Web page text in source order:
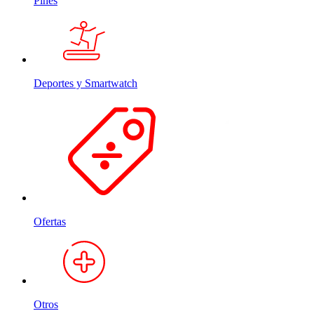
Deportes y Smartwatch
Ofertas
Otros